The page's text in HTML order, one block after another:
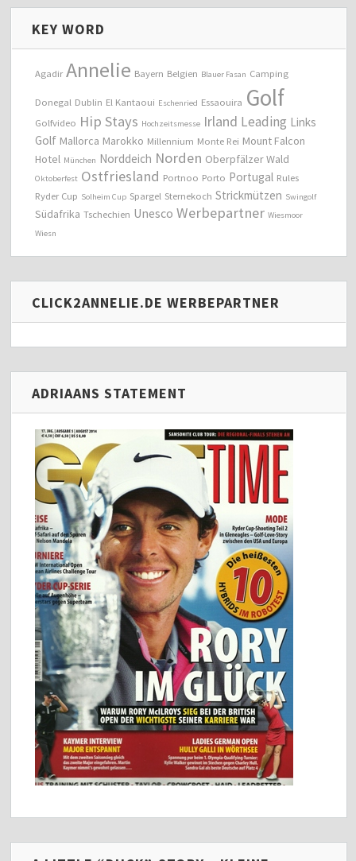
KEY WORD
Agadir Annelie Bayern Belgien Blauer Fasan Camping
Donegal Dublin El Kantaoui Eschenried Essaouira Golf
Golfvideo Hip Stays Hochzeitsmesse Irland Leading Links
Golf Mallorca Marokko Millennium Monte Rei Mount Falcon
Hotel München Norddeich Norden Oberpfälzer Wald
Oktoberfest Ostfriesland Portnoo Porto Portugal Rules
Ryder Cup Solheim Cup Spargel Sternekoch Strickmützen Swingolf
Südafrika Tschechien Unesco Werbepartner Wiesmoor
Wiesn
CLICK2ANNELIE.DE WERBEPARTNER
ADRIAANS STATEMENT